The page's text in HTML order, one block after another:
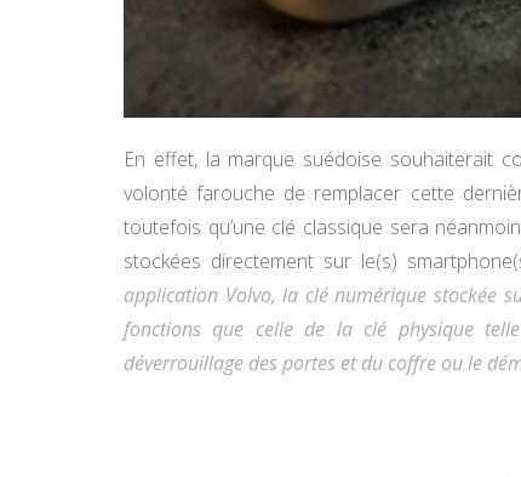
En effet, la marque suédoise souhaiterait
volonté farouche de remplacer cette
toutefois qu’une clé classique sera
stockées directement sur le(s)
application Volvo, la clé numérique stockée
fonctions que celle de la clé physique
déverrouillage des portes et du coffre ou le